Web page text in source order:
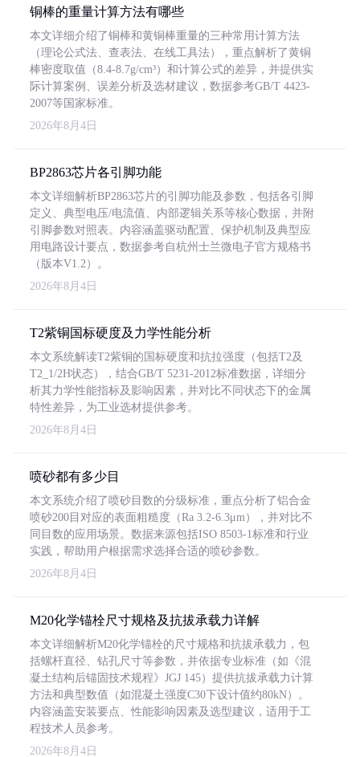
铜棒的重量计算方法有哪些
本文详细介绍了铜棒和黄铜棒重量的三种常用计算方法
（理论公式法、查表法、在线工具法），重点解析了黄铜
棒密度取值（8.4-8.7g/cm³）和计算公式的差异，并提供实
际计算案例、误差分析及选材建议，数据参考GB/T 4423-
2007等国家标准。
2026年8月4日
BP2863芯片各引脚功能
本文详细解析BP2863芯片的引脚功能及参数，包括各引脚
定义、典型电压/电流值、内部逻辑关系等核心数据，并附
引脚参数对照表。内容涵盖驱动配置、保护机制及典型应
用电路设计要点，数据参考自杭州士兰微电子官方规格书
（版本V1.2）。
2026年8月4日
T2紫铜国标硬度及力学性能分析
本文系统解读T2紫铜的国标硬度和抗拉强度（包括T2及
T2_1/2H状态），结合GB/T 5231-2012标准数据，详细分
析其力学性能指标及影响因素，并对比不同状态下的金属
特性差异，为工业选材提供参考。
2026年8月4日
喷砂都有多少目
本文系统介绍了喷砂目数的分级标准，重点分析了铝合金
喷砂200目对应的表面粗糙度（Ra 3.2-6.3μm），并对比不
同目数的应用场景。数据来源包括ISO 8503-1标准和行业
实践，帮助用户根据需求选择合适的喷砂参数。
2026年8月4日
M20化学锚栓尺寸规格及抗拔承载力详解
本文详细解析M20化学锚栓的尺寸规格和抗拔承载力，包
括螺杆直径、钻孔尺寸等参数，并依据专业标准（如《混
凝土结构后锚固技术规程》JGJ 145）提供抗拔承载力计算
方法和典型数值（如混凝土强度C30下设计值约80kN）。
内容涵盖安装要点、性能影响因素及选型建议，适用于工
程技术人员参考。
2026年8月4日